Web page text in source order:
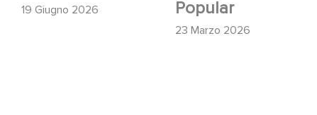
19 Giugno 2026
Popular
23 Marzo 2026